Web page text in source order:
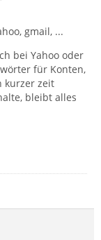
gmail, ...
bei Yahoo oder
für Konten,
kurzer zeit
bleibt alles